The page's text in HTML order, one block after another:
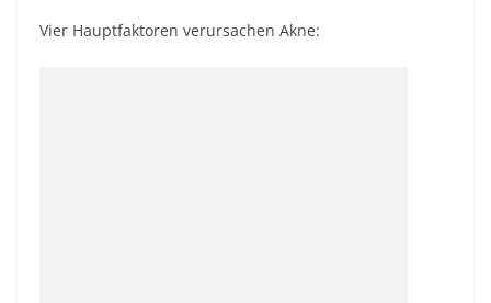
Vier Hauptfaktoren verursachen Akne: